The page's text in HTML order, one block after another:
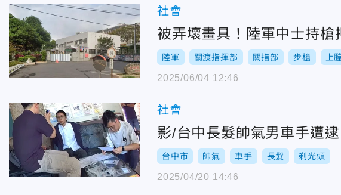
社會
被弄壞畫具！陸軍中士持
陸軍 關渡指揮部 關指部 步槍 上
2025/06/04 12:46
社會
影/台中長髮帥氣男車手遭
台中市 帥氣 車手 長髮 剃光頭
2025/04/20 14:46